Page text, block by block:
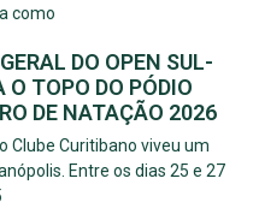
como
DO OPEN SUL-
O TOPO DO PÓDIO
DE NATAÇÃO 2026
Clube Curitibano viveu um
Entre os dias 25 e 27